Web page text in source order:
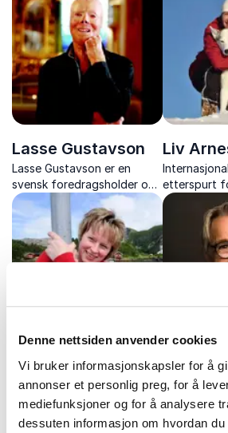
Denne nettsiden anvender cookies
Vi bruker informasjonskapsler for å
annonser et personlig preg, for å
mediefunksjoner og for å analysere
dessuten informasjon om hvordan
på en 352 dagers seilas med
seilbåten «Berserk».
Ekspedisjonen gikk til
Antarktis, hvor båten ble ...
Lasse Gustavson
Lasse Gustavson er en
svensk foredragsholder og
forfatter som i over 40 år
har inspirert virksomheter
og organisasjoner i hele
Skandinavia.
Liv
etterspurt
innen
mestring.
Malin Arntsen
Malin Arntsen er kvinnen
som ser muligheter der
andre bare ser utfordringer
Mini
Mini
karismatisk